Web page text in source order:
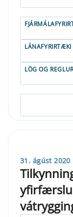
LÁNAFYRIRTÆKI
LÖG OG
31. ágúst 2020